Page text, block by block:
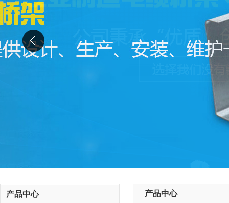
产品中心 产品中心